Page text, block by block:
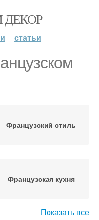
ДЕКОР
статьи
Французский стиль
Французская кухня
Показать все